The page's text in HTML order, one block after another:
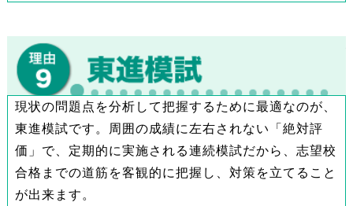
現状の問題点を分析して把握するために最適なのが、
東進模試です。周囲の成績に左右されない「絶対評
価」で、定期的に実施される連続模試だから、志望校
合格までの道筋を客観的に把握し、対策を立てること
が出来ます。